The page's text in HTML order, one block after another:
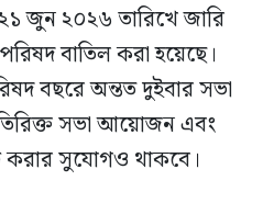
জুন ২০২৬ তারিখে জারি
বাতিল করা হয়েছে।
বছরে অন্তত দুইবার সভা
সভা আয়োজন এবং
করার সুযোগও থাকবে।